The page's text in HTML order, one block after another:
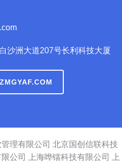
沙洲大道207号长利科技大厦
理有限公司 北京国创信联科技
公司 上海哗镭科技有限公司
上